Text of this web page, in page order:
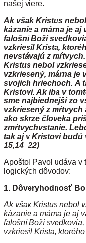
našej viere.
Ak však Kristus
kázanie a márna je aj
falošní Boží
vzkriesil Krista,
nevstávajú z
Kristus nebol
vzkriesený, márna je
svojich hriechoch. A
Kristovi. Ak iba v
sme najbiednejší zo
vzkriesený z mŕtvych
ako skrze človeka
zmŕtvychvstanie.
tak aj v Kristovi
15,14–22)
Apoštol Pavol udáva v
logických dôvodov:
1. Dôveryhodnosť
Ak však Kristus nebol
kázanie a márna je aj
falošní Boží
vzkriesil Krista,